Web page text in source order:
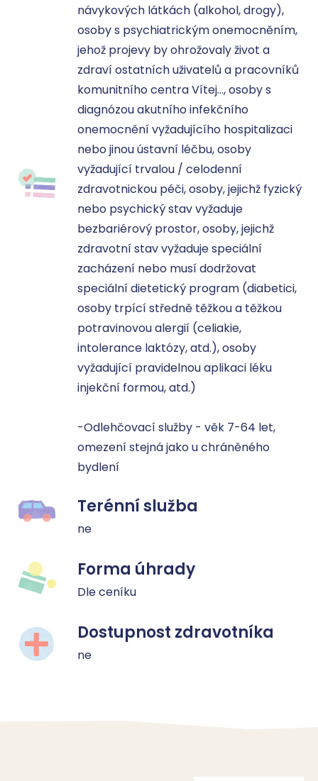
návykových látkách (alkohol, drogy),
osoby s psychiatrickým onemocněním,
jehož projevy by ohrožovaly život a
zdraví ostatních uživatelů a pracovníků
komunitního centra Vítej…, osoby s
diagnózou akutního infekčního
onemocnění vyžadujícího hospitalizaci
nebo jinou ústavní léčbu, osoby
vyžadující trvalou / celodenní
zdravotnickou péči, osoby, jejichž fyzický
nebo psychický stav vyžaduje
bezbariérový prostor, osoby, jejichž
zdravotní stav vyžaduje speciální
zacházení nebo musí dodržovat
speciální dietetický program (diabetici,
osoby trpící středně těžkou a těžkou
potravinovou alergií (celiakie,
intolerance laktózy, atd.), osoby
vyžadující pravidelnou aplikaci léku
injekční formou, atd.)
-Odlehčovací služby - věk 7-64 let,
omezení stejná jako u chráněného
bydlení
Terénní služba
ne
Forma úhrady
Dle ceníku
Dostupnost zdravotníka
ne